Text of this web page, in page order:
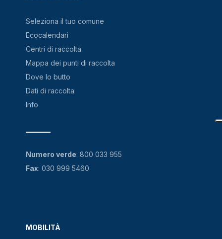
Seleziona il tuo comune
Ecocalendari
Centri di raccolta
Mappa dei punti di raccolta
Dove lo butto
Dati di raccolta
Info
MOBILITÀ
Numero verde: 800 033 955
Fax: 030 999 5460